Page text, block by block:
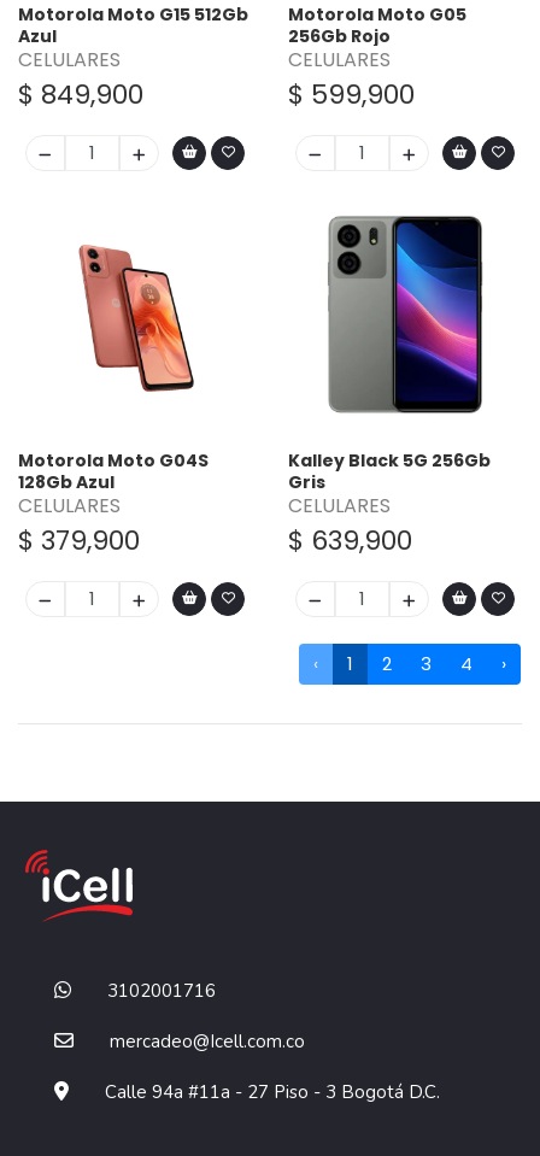
Motorola Moto G15 512Gb
Azul
CELULARES
$ 849,900
Motorola Moto G05
256Gb Rojo
CELULARES
$ 599,900
Motorola Moto G04S
128Gb Azul
CELULARES
$ 379,900
Kalley Black 5G 256Gb
Gris
CELULARES
$ 639,900
‹ 1 2 3 4 ›
3102001716
Calle 94a #11a - 27 Piso - 3 Bogotá D.C.
mercadeo@Icell.com.co